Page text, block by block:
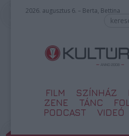
2026. augusztus 6. – Berta, Bettina
FILM SZÍNHÁZ
ZENE
TÁNC
PODCAST
VIDEÓ